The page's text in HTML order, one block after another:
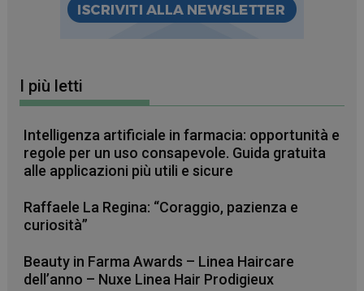
I più letti
Intelligenza artificiale in farmacia: opportunità e
regole per un uso consapevole. Guida gratuita
alle applicazioni più utili e sicure
Raffaele La Regina: “Coraggio, pazienza e
curiosità”
Beauty in Farma Awards – Linea Haircare
dell’anno – Nuxe Linea Hair Prodigieux